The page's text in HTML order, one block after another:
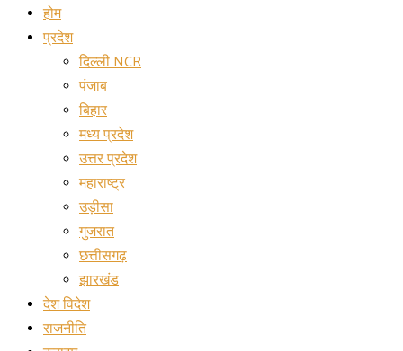
होम
प्रदेश
दिल्ली NCR
पंजाब
बिहार
मध्य प्रदेश
उत्तर प्रदेश
महाराष्ट्र
उड़ीसा
गुजरात
छत्तीसगढ़
झारखंड
देश विदेश
राजनीति